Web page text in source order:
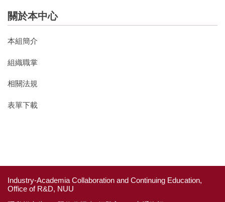
關於本中心
本組簡介
組織職掌
相關法規
表單下載
Industry-Academia Collaboration and Continuing Education,
Office of R&D, NUU